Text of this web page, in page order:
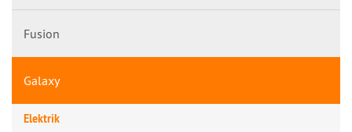
Fusion
Galaxy
Elektrik